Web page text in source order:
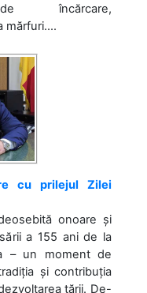
încărcare,
mărfuri....
cu prilejul Zilei
onoare și
a 155 ani de la
– un moment de
și contribuția
țării. De-